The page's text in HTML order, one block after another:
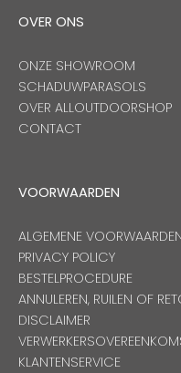
OVER ONS
ONZE SHOWROOM
SCHADUWPARASOLS
OVER ALLOUTDOORSHOP
CONTACT
VOORWAARDEN
ALGEMENE
PRIVACY POLICY
BESTELPROCEDURE
ANNULEREN, RUILEN OF
DISCLAIMER
KLANTENSERVICE